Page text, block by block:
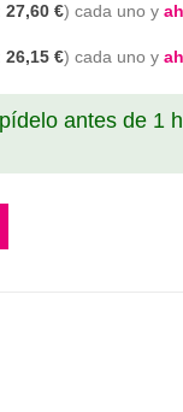
27,60 € cada uno y
26,15 € cada uno y
antes de 1